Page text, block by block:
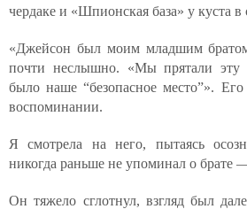
чердаке и «Шпионская база» у куста в
«Джейсон был моим младшим
почти неслышно. «Мы прятали эту
было наше “безопасное место”».
воспоминании.
Я смотрела на него, пытаясь
никогда раньше не упоминал о брате
Он тяжело сглотнул, взгляд был